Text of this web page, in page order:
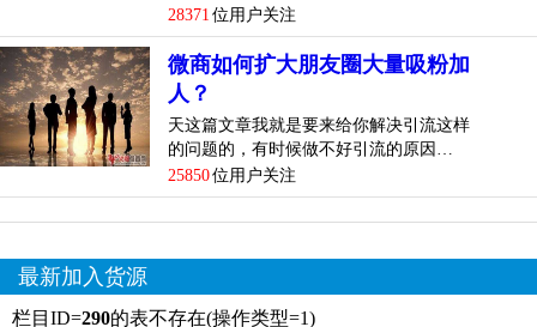
28371 位用户关注
微商如何扩大朋友圈大量吸粉加
人？
天这篇文章我就是要来给你解决引流这样
的问题的，有时候做不好引流的原因…
25850位用户关注
最新加入货源
栏目ID=290的表不存在(操作类型=1)